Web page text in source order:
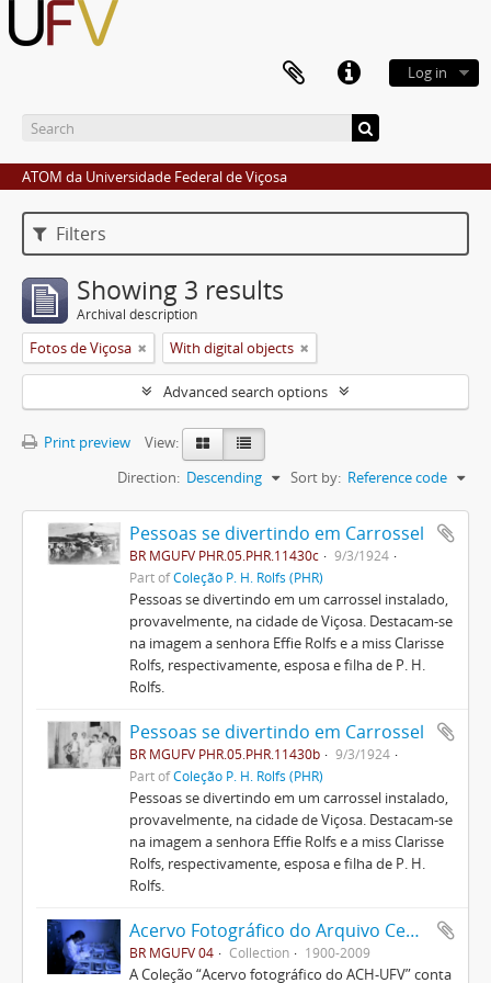
Log in
ATOM da Universidade Federal de Viçosa
Filters
Showing 3 results
Archival description
Fotos de Viçosa With digital objects
Advanced search options
Print preview
View:
Sort by: Reference code
Direction: Descending
Pessoas se divertindo em Carrossel
BR MGUFV PHR.05.PHR.11430c
9/3/1924
Part ofColeção P. H. Rolfs (PHR)
Pessoas se divertindo em um carrossel instalado,
provavelmente, na cidade de Viçosa. Destacam-se
na imagem a senhora Effie Rolfs e a miss Clarisse
Rolfs, respectivamente, esposa e filha de P. H.
Rolfs.
Pessoas se divertindo em Carrossel
BR MGUFV PHR.05.PHR.11430b
9/3/1924
Part ofColeção P. H. Rolfs (PHR)
Pessoas se divertindo em um carrossel instalado,
provavelmente, na cidade de Viçosa. Destacam-se
na imagem a senhora Effie Rolfs e a miss Clarisse
Rolfs, respectivamente, esposa e filha de P. H.
Rolfs.
Acervo Fotográfico do Arquivo Central Histórico da UFV
BR MGUFV 04 Collection 1900-2009
A Coleção “Acervo fotográfico do ACH-UFV” conta